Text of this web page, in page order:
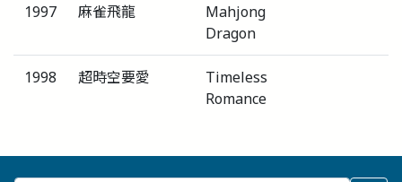
1997 麻雀飛龍
Mahjong
Dragon
1998 超時空要愛
Timeless
Romance